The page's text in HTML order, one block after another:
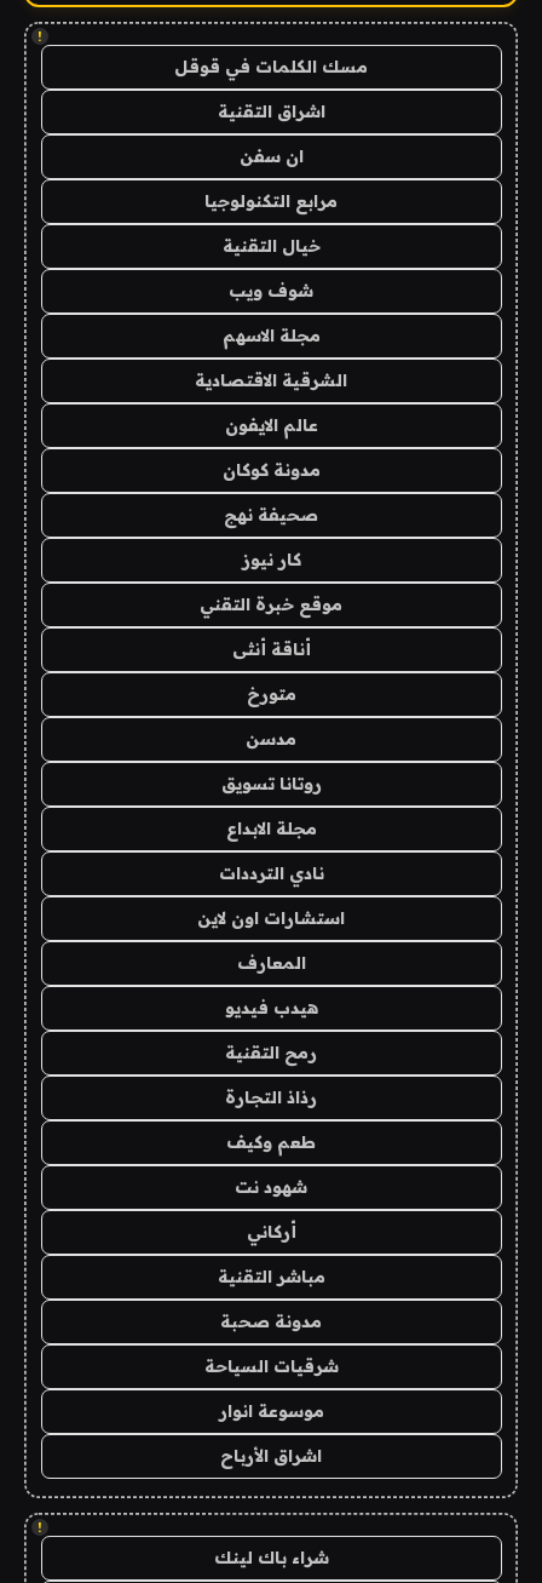
!
مسك الكلمات في قوقل
اشراق التقنية
ان سفن
مرابع التكنولوجيا
خيال التقنية
شوف ويب
مجلة الاسهم
الشرقية الاقتصادية
عالم الايفون
مدونة كوكان
صحيفة نهج
كار نيوز
موقع خبرة التقني
أناقة أنثى
متورخ
مدسن
روتانا تسويق
مجلة الابداع
نادي الترددات
استشارات اون لاين
المعارف
هيدب فيديو
رمح التقنية
رذاذ التجارة
طعم وكيف
شهود نت
أركاني
مباشر التقنية
مدونة صحبة
شرقيات السياحة
موسوعة انوار
اشراق الأرباح
!
شراء باك لينك